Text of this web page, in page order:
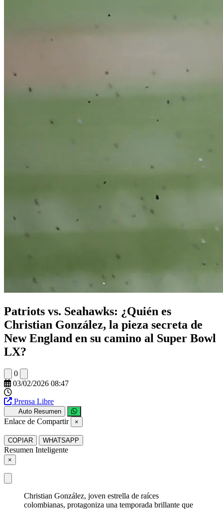
Patriots vs. Seahawks: ¿Quién es
Christian González, la pieza secreta de
New England en su camino al Super Bowl
LX?
0
03/02/2026 08:47
Prensa Libre
Auto Resumen
Enlace de Compartir ×
COPIAR WHATSAPP
Resumen Inteligente
×
Christian González, joven estrella de raíces
colombianas, protagoniza una temporada brillante que